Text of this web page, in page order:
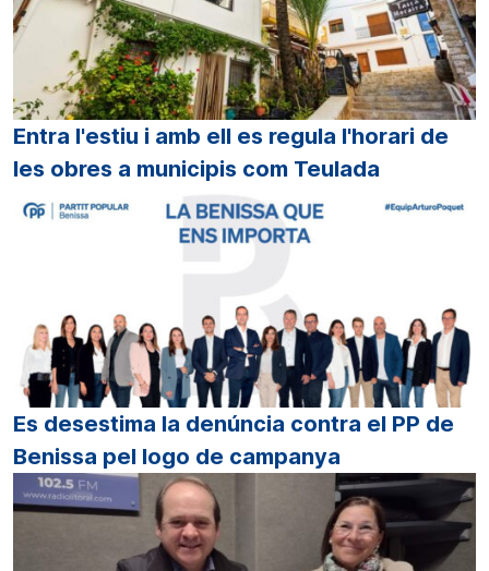
Entra l'estiu i amb ell es regula l'horari de
les obres a municipis com Teulada
Es desestima la denúncia contra el PP de
Benissa pel logo de campanya